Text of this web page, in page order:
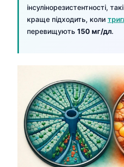
інсулінорезистентності,
краще підходить, коли
перевищують 150 мг/дл.